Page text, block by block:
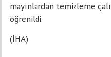
mayınlardan temizleme
öğrenildi.
(İHA)